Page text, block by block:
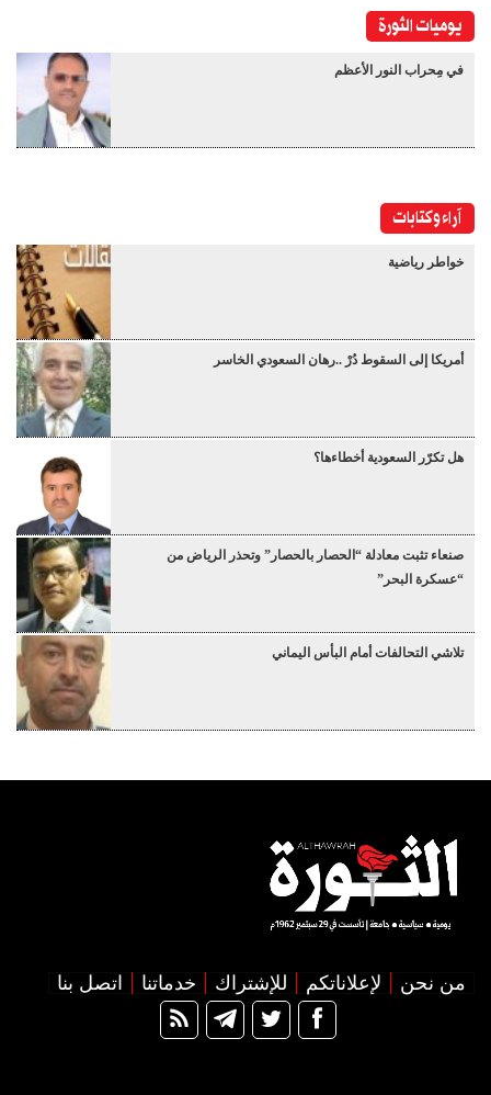
يوميات الثورة
في مِحراب النور الأعظم
آراء وكتابات
خواطر رياضية
أمريكا إلى السقوط دُرْ ..رهان السعودي الخاسر
هل تكرّر السعودية أخطاءها؟
صنعاء تثبت معادلة “الحصار بالحصار” وتحذر الرياض من
“عسكرة البحر”
تلاشي التحالفات أمام البأس اليماني
من نحن لإعلاناتكم للإشتراك خدماتنا اتصل بنا